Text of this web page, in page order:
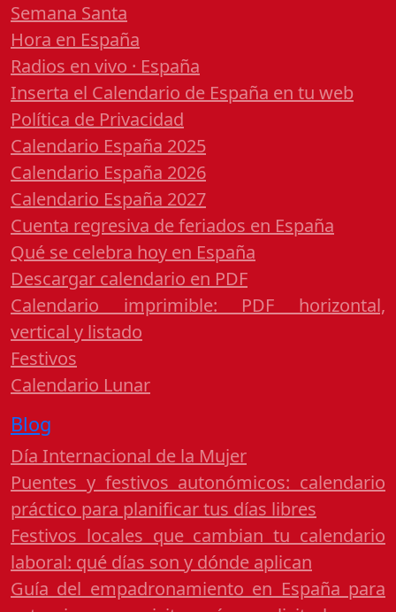
Semana Santa
Hora en España
Radios en vivo · España
Inserta el Calendario de España en tu web
Política de Privacidad
Calendario España 2025
Calendario España 2026
Calendario España 2027
Cuenta regresiva de feriados en España
Qué se celebra hoy en España
Descargar calendario en PDF
Calendario imprimible: PDF horizontal,
vertical y listado
Festivos
Calendario Lunar
Blog
Día Internacional de la Mujer
Puentes y festivos autonómicos: calendario
práctico para planificar tus días libres
Festivos locales que cambian tu calendario
laboral: qué días son y dónde aplican
Guía del empadronamiento en España para